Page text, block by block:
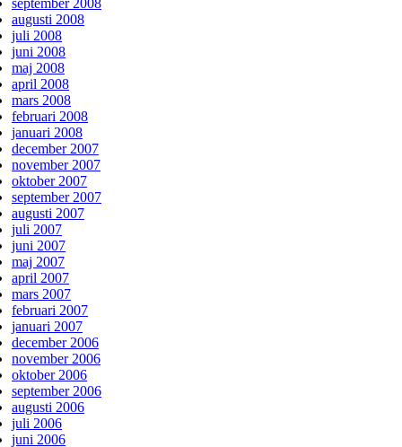
september 2008
augusti 2008
juli 2008
juni 2008
maj 2008
april 2008
mars 2008
februari 2008
januari 2008
december 2007
november 2007
oktober 2007
september 2007
augusti 2007
juli 2007
juni 2007
maj 2007
april 2007
mars 2007
februari 2007
januari 2007
december 2006
november 2006
oktober 2006
september 2006
augusti 2006
juli 2006
juni 2006